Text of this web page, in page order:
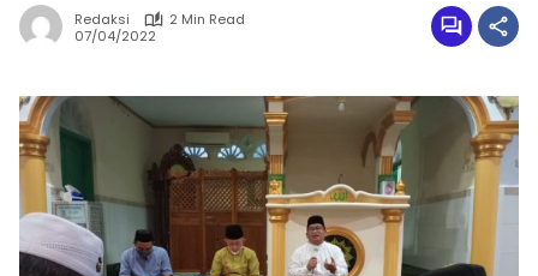
Redaksi
2 Min Read
07/04/2022